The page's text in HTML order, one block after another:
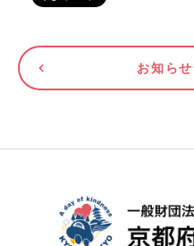
お知ら